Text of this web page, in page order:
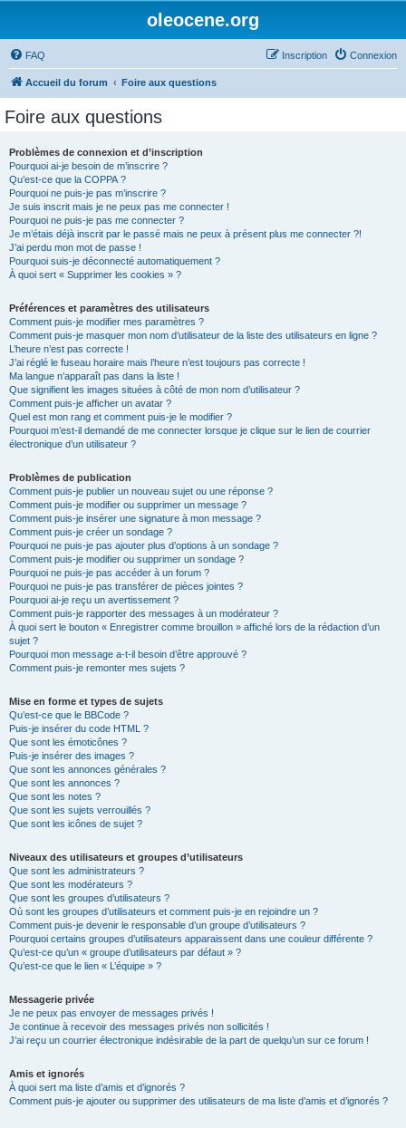
oleocene.org
FAQ Connexion
Inscription
Accueil du forum Foire aux questions
Foire aux questions
Problèmes de connexion et d’inscription
Pourquoi ai-je besoin de m’inscrire ?
Qu’est-ce que la COPPA ?
Pourquoi ne puis-je pas m’inscrire ?
Je suis inscrit mais je ne peux pas me connecter !
Pourquoi ne puis-je pas me connecter ?
Je m’étais déjà inscrit par le passé mais ne peux à présent plus me connecter ?!
J’ai perdu mon mot de passe !
Pourquoi suis-je déconnecté automatiquement ?
À quoi sert « Supprimer les cookies » ?
Préférences et paramètres des utilisateurs
Comment puis-je modifier mes paramètres ?
Comment puis-je masquer mon nom d’utilisateur de la liste des utilisateurs en ligne ?
L’heure n’est pas correcte !
J’ai réglé le fuseau horaire mais l’heure n’est toujours pas correcte !
Ma langue n’apparaît pas dans la liste !
Que signifient les images situées à côté de mon nom d’utilisateur ?
Comment puis-je afficher un avatar ?
Quel est mon rang et comment puis-je le modifier ?
Pourquoi m’est-il demandé de me connecter lorsque je clique sur le lien de courrier
électronique d’un utilisateur ?
Problèmes de publication
Comment puis-je publier un nouveau sujet ou une réponse ?
Comment puis-je modifier ou supprimer un message ?
Comment puis-je insérer une signature à mon message ?
Comment puis-je créer un sondage ?
Pourquoi ne puis-je pas ajouter plus d’options à un sondage ?
Comment puis-je modifier ou supprimer un sondage ?
Pourquoi ne puis-je pas accéder à un forum ?
Pourquoi ne puis-je pas transférer de pièces jointes ?
Pourquoi ai-je reçu un avertissement ?
Comment puis-je rapporter des messages à un modérateur ?
À quoi sert le bouton « Enregistrer comme brouillon » affiché lors de la rédaction d’un
sujet ?
Pourquoi mon message a-t-il besoin d’être approuvé ?
Comment puis-je remonter mes sujets ?
Mise en forme et types de sujets
Qu’est-ce que le BBCode ?
Puis-je insérer du code HTML ?
Que sont les émoticônes ?
Puis-je insérer des images ?
Que sont les annonces générales ?
Que sont les annonces ?
Que sont les notes ?
Que sont les sujets verrouillés ?
Que sont les icônes de sujet ?
Niveaux des utilisateurs et groupes d’utilisateurs
Que sont les administrateurs ?
Que sont les modérateurs ?
Que sont les groupes d’utilisateurs ?
Où sont les groupes d’utilisateurs et comment puis-je en rejoindre un ?
Comment puis-je devenir le responsable d’un groupe d’utilisateurs ?
Pourquoi certains groupes d’utilisateurs apparaissent dans une couleur différente ?
Qu’est-ce qu’un « groupe d’utilisateurs par défaut » ?
Qu’est-ce que le lien « L’équipe » ?
Messagerie privée
Je ne peux pas envoyer de messages privés !
Je continue à recevoir des messages privés non sollicités !
J’ai reçu un courrier électronique indésirable de la part de quelqu’un sur ce forum !
Amis et ignorés
À quoi sert ma liste d’amis et d’ignorés ?
Comment puis-je ajouter ou supprimer des utilisateurs de ma liste d’amis et d’ignorés ?